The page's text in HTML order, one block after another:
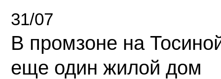
31/07
В промзоне на
еще один жилой дом